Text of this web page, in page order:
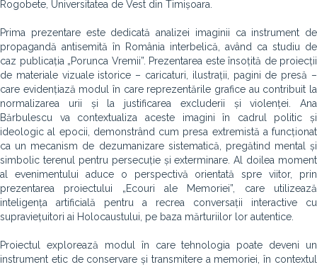
Rogobete, Universitatea de Vest din Timișoara.
Prima prezentare este dedicată analizei imaginii ca instrument de
propagandă antisemită în România interbelică, având ca studiu de
caz publicația „Porunca Vremii”. Prezentarea este însoțită de proiecții
de materiale vizuale istorice – caricaturi, ilustrații, pagini de presă –
care evidențiază modul în care reprezentările grafice au contribuit la
normalizarea urii și la justificarea excluderii și violenței. Ana
Bărbulescu va contextualiza aceste imagini în cadrul politic și
ideologic al epocii, demonstrând cum presa extremistă a funcționat
ca un mecanism de dezumanizare sistematică, pregătind mental și
simbolic terenul pentru persecuție și exterminare. Al doilea moment
al evenimentului aduce o perspectivă orientată spre viitor, prin
prezentarea proiectului „Ecouri ale Memoriei”, care utilizează
inteligența artificială pentru a recrea conversații interactive cu
supraviețuitori ai Holocaustului, pe baza mărturiilor lor autentice.
Proiectul explorează modul în care tehnologia poate deveni un
instrument etic de conservare și transmitere a memoriei, în contextul